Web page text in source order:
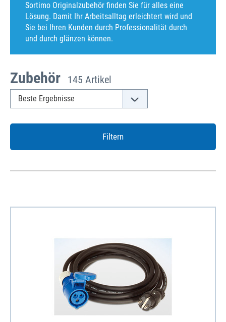
Sortimo Originalzubehör finden Sie für alles eine
Lösung. Damit Ihr Arbeitsalltag erleichtert wird und
Sie bei Ihren Kunden durch Professionalität durch
und durch glänzen können.
Zubehör 145 Artikel
Filtern